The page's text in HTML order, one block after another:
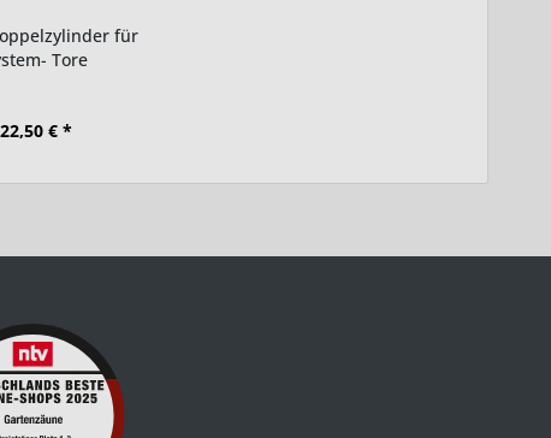
für
Tore
22,50 € *